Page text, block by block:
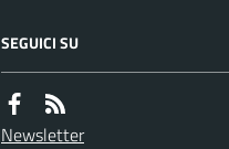
SEGUICI SU
Newsletter